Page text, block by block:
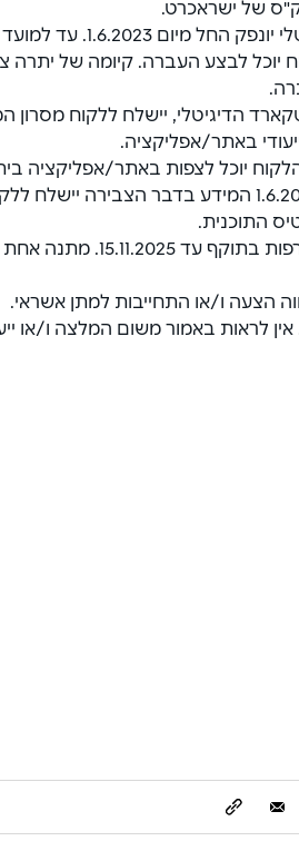
של ישראכרט.
*הגיפטקארד הדיגיטלי
יוכל לבצע העברה. קיומה של יתרה
הדיגיטלי, יישלח ללקוח מסרון
באתר/אפליקציה.
מיום 1.6.2023 הלקוח יוכל לצפות באתר/
העברה. עד ליום 1.6.2023 המידע בדבר
התוכנית.
* מבצע מתנת הצטרפות
הצעה ו/או התחייבות למתן אשראי.
לראות באמור משום המלצה ו/או